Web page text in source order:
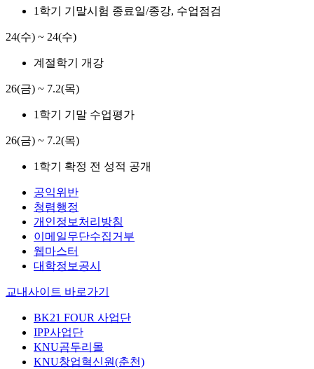
1학기 기말시험 종료일/종강, 수업점검
24(수) ~ 24(수)
계절학기 개강
26(금) ~ 7.2(목)
1학기 기말 수업평가
26(금) ~ 7.2(목)
1학기 확정 전 성적 공개
공익위반
청렴행정
개인정보처리방침
이메일무단수집거부
웹마스터
대학정보공시
교내사이트 바로가기
BK21 FOUR 사업단
IPP사업단
KNU곰두리몰
KNU창업혁신원(춘천)